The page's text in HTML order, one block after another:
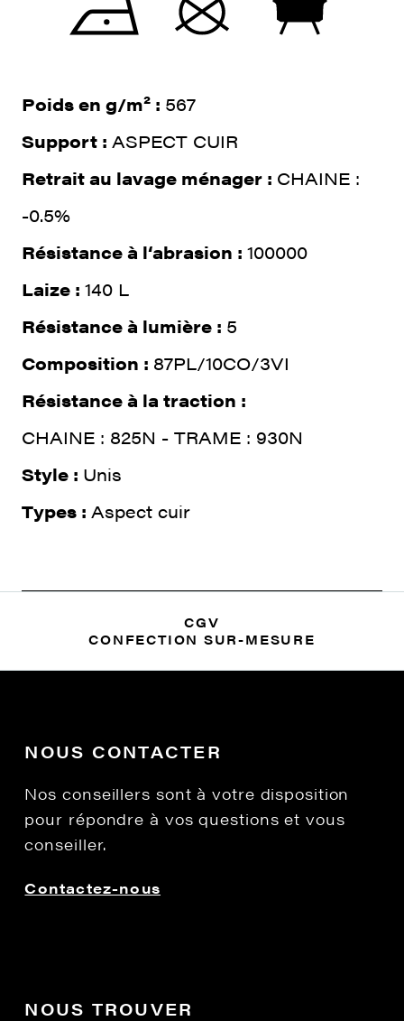
Poids en g/m² : 567
Support : ASPECT CUIR
Retrait au lavage ménager : CHAINE :
-0.5%
Résistance à l‘abrasion : 100000
Laize : 140 L
Résistance à lumière : 5
Composition : 87PL/10CO/3VI
Résistance à la traction :
CHAINE : 825N - TRAME : 930N
Style : Unis
Types : Aspect cuir
CGV
CONFECTION SUR-MESURE
NOUS CONTACTER
Nos conseillers sont à votre disposition
pour répondre à vos questions et vous
conseiller.
Contactez-nous
NOUS TROUVER